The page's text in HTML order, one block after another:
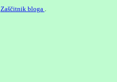
Zaščitnik bloga .